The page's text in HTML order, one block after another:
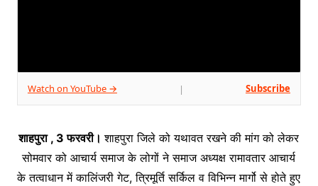
Watch on YouTube → | Subscribe
शाहपुरा , 3 फरवरी।शाहपुरा जिले को यथावत रखने की मांग को लेकर
सोमवार को आचार्य समाज के लोगों ने समाज अध्यक्ष रामावतार आचार्य
के तत्वाधान में कालिंजरी गेट, त्रिमूर्ति सर्किल व विभिन्न मार्गो से होते हुए